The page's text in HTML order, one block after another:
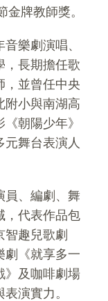
牌教師獎。
樂劇演唱、
，長期擔任歌
，並曾任中央
附小與南湖高
朝陽少年》
舞台表演人
員、編劇、舞
，代表作品包
趣兒歌劇
劇《就享多一
》及咖啡劇場
演實力。